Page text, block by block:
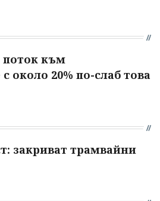
поток към
около 20% по-слаб това
закриват трамвайни